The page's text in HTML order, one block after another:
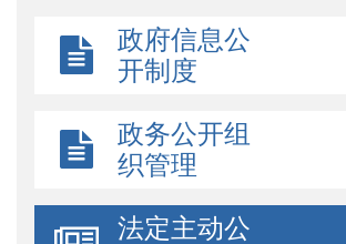
政府信息公
开制度
政务公开组
织管理
法定主动公